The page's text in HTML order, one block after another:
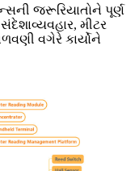
જરૂરિયાતોને પૂર્ણ
મીટર
વગેરે કાર્યોને